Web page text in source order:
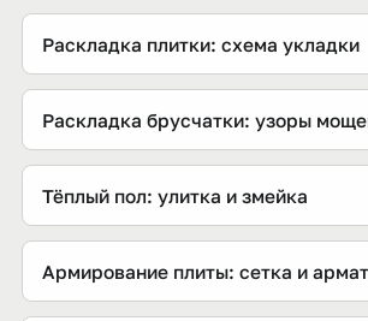
Раскладка плитки: схема укладки
Раскладка брусчатки: узоры
Тёплый пол: улитка и змейка
Армирование плиты: сетка и